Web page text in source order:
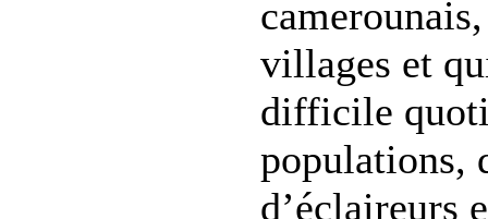
villages et
difficile
populations,
d’éclaireurs